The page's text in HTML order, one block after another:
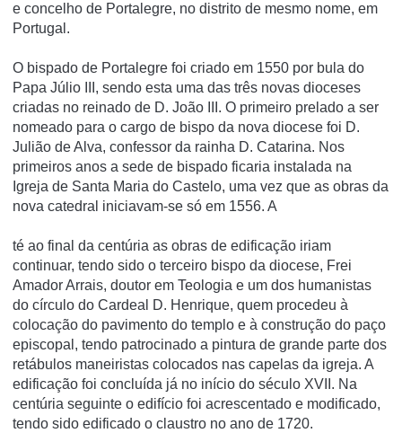
e concelho de Portalegre, no distrito de mesmo nome, em
Portugal.
O bispado de Portalegre foi criado em 1550 por bula do
Papa Júlio III, sendo esta uma das três novas dioceses
criadas no reinado de D. João III. O primeiro prelado a ser
nomeado para o cargo de bispo da nova diocese foi D.
Julião de Alva, confessor da rainha D. Catarina. Nos
primeiros anos a sede de bispado ficaria instalada na
Igreja de Santa Maria do Castelo, uma vez que as obras da
nova catedral iniciavam-se só em 1556. A
té ao final da centúria as obras de edificação iriam
continuar, tendo sido o terceiro bispo da diocese, Frei
Amador Arrais, doutor em Teologia e um dos humanistas
do círculo do Cardeal D. Henrique, quem procedeu à
colocação do pavimento do templo e à construção do paço
episcopal, tendo patrocinado a pintura de grande parte dos
retábulos maneiristas colocados nas capelas da igreja. A
edificação foi concluída já no início do século XVII. Na
centúria seguinte o edifício foi acrescentado e modificado,
tendo sido edificado o claustro no ano de 1720.